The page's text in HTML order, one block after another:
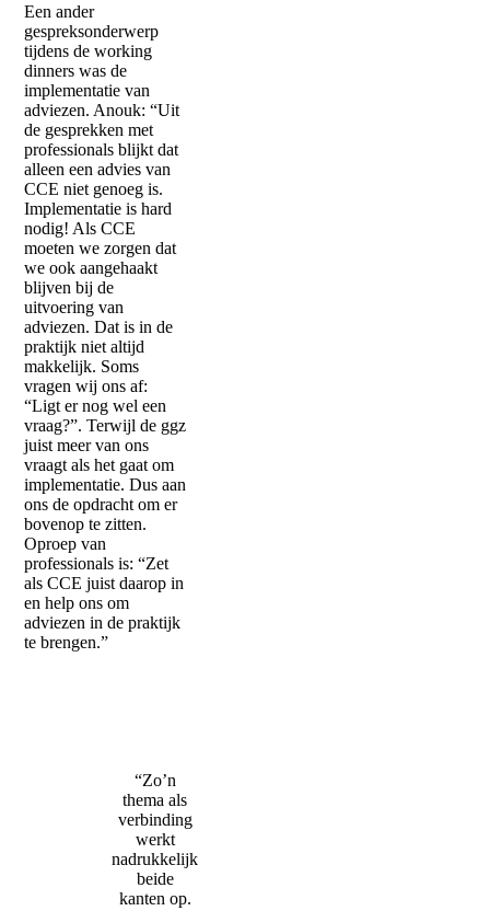
Een ander
gespreksonderwerp
tijdens de working
dinners was de
implementatie van
adviezen. Anouk: “Uit
de gesprekken met
professionals blijkt dat
alleen een advies van
CCE niet genoeg is.
Implementatie is hard
nodig! Als CCE
moeten we zorgen dat
we ook aangehaakt
blijven bij de
uitvoering van
adviezen. Dat is in de
praktijk niet altijd
makkelijk. Soms
vragen wij ons af:
“Ligt er nog wel een
vraag?”. Terwijl de ggz
juist meer van ons
vraagt als het gaat om
implementatie. Dus aan
ons de opdracht om er
bovenop te zitten.
Oproep van
professionals is: “Zet
als CCE juist daarop in
en help ons om
adviezen in de praktijk
te brengen.”
“Zo’n
thema als
verbinding
werkt
nadrukkelijk
beide
kanten op.